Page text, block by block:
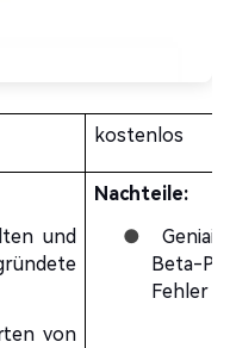
kostenlos
und
von
Nachteile:
●
Geniai
Beta-
Fehler